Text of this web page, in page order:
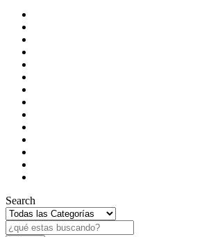
Search